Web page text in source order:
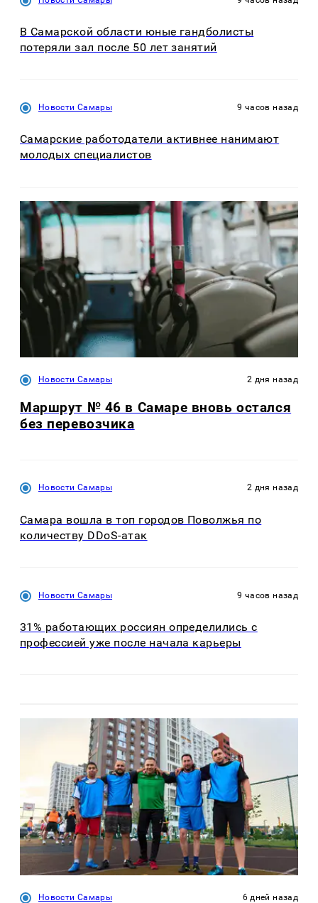
В Самарской области юные гандболисты
потеряли зал после 50 лет занятий
Новости Самары 9 часов назад
Самарские работодатели активнее нанимают
молодых специалистов
Новости Самары 2 дня назад
Маршрут № 46 в Самаре вновь остался
без перевозчика
Новости Самары 2 дня назад
Самара вошла в топ городов Поволжья по
количеству DDoS-атак
Новости Самары 9 часов назад
31% работающих россиян определились с
профессией уже после начала карьеры
Новости Самары 6 дней назад